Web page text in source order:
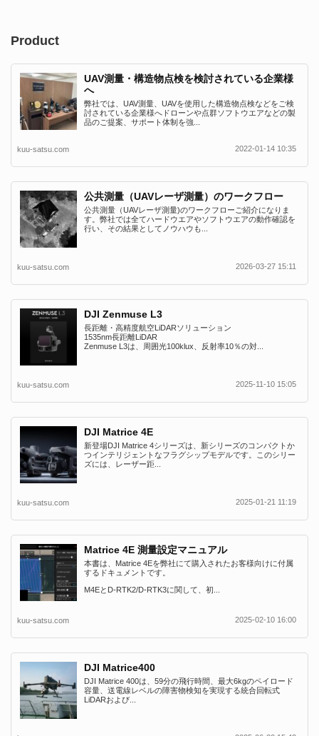
Product
UAV測量・構造物点検を検討されている企業様
へ
弊社では、UAV測量、UAVを使用した構造物点検などをご検
討されている企業様へドローンや点群ソフトウエアなどの製
品のご提案、サポート体制を強...
kuu-satsu.com 2022-01-14 10:35
公共測量（UAVレーザ測量）のワークフロー
公共測量（UAVレーザ測量)のワークフローご紹介になりま
す。弊社では全てハードウエアやソフトウエアの動作確認を
行い、その結果としてノウハウも...
kuu-satsu.com 2026-03-27 15:11
DJI Zenmuse L3
長距離・高精度航空LiDARソリューション
1535nm長距離LiDAR
Zenmuse L3は、周囲光100klux、反射率10％の対...
kuu-satsu.com 2025-11-10 15:05
DJI Matrice 4E
新登場DJI Matrice 4シリーズは、新シリーズのコンパクトか
つインテリジェントなフラグシップモデルです。このシリー
ズには、レーザー距...
kuu-satsu.com 2025-01-21 11:19
Matrice 4E 測量設定マニュアル
本書は、Matrice 4Eを弊社にて購入されたお客様向けに付属
するドキュメントです。
M4EとD-RTK2/D-RTK3に関して、初...
kuu-satsu.com 2025-02-10 16:00
DJI Matrice400
DJI Matrice 400は、59分の飛行時間、最大6kgのペイロード
容量、送電線レベルの障害物検知を実現する統合回転式
LiDARおよび...